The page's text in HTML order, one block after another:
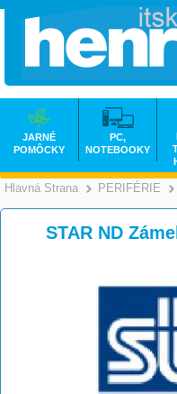
Hlavná Strana PERIFÉRIE
STAR ND
JARNÉ
POMÔCKY
PC,
NOTEBOOKY